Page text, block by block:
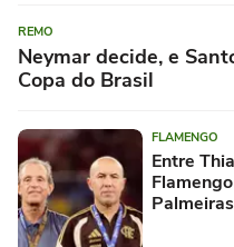
REMO
Neymar decide, e
Copa do Brasil
FLAMENGO
Entre
Palmeiras